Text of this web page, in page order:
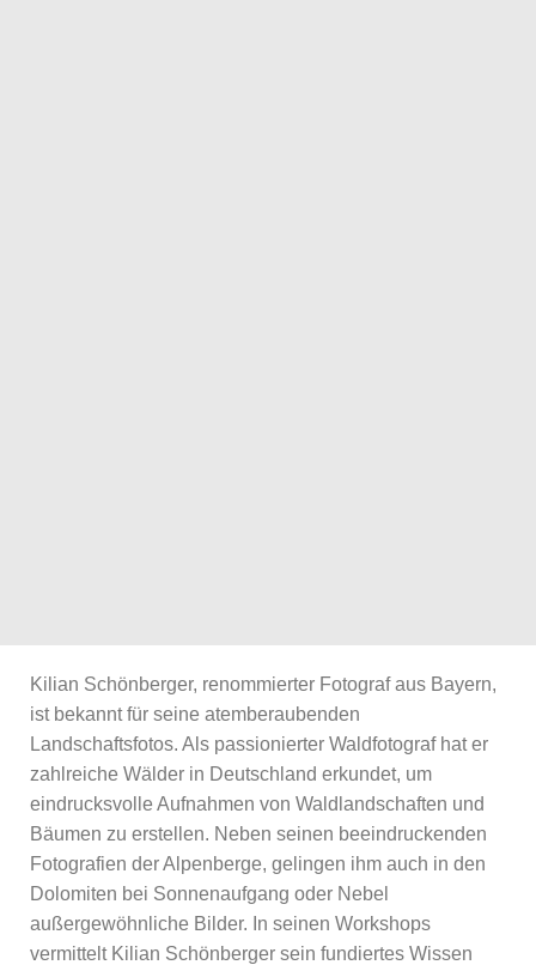
Kilian Schönberger, renommierter Fotograf aus Bayern,
ist bekannt für seine atemberaubenden
Landschaftsfotos. Als passionierter Waldfotograf hat er
zahlreiche Wälder in Deutschland erkundet, um
eindrucksvolle Aufnahmen von Waldlandschaften und
Bäumen zu erstellen. Neben seinen beeindruckenden
Fotografien der Alpenberge, gelingen ihm auch in den
Dolomiten bei Sonnenaufgang oder Nebel
außergewöhnliche Bilder. In seinen Workshops
vermittelt Kilian Schönberger sein fundiertes Wissen